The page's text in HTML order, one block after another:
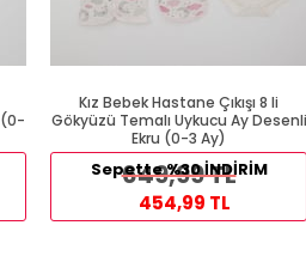
(0-
Kız Bebek Hastane Çıkışı 8 li
Gökyüzü Temalı Uykucu Ay Desenli
Ekru (0-3 Ay)
649,99 TL
Sepette %30 İNDİRİM
454,99 TL